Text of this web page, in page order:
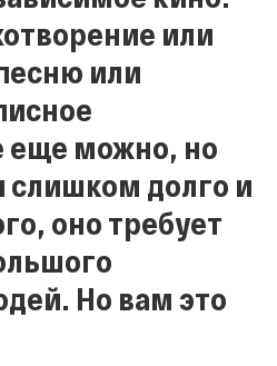
или
или
еще можно, но
слишком долго и
оно требует
Но вам это